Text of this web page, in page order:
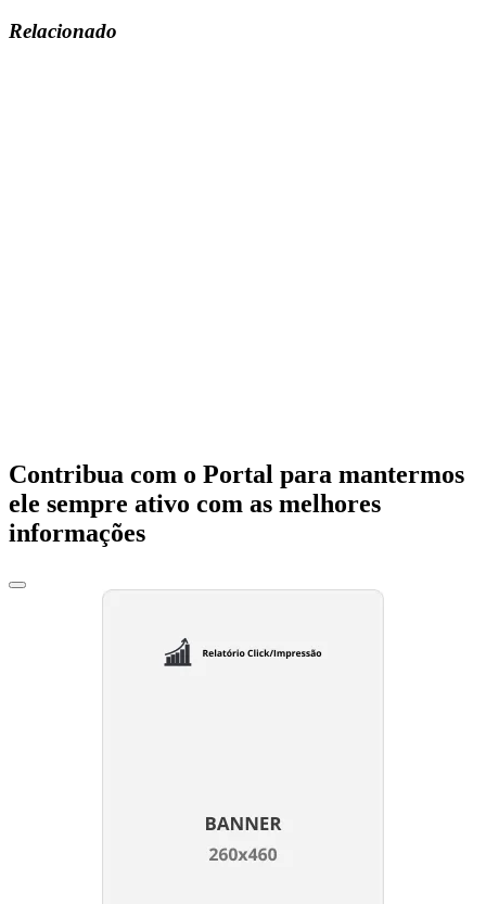
Relacionado
Contribua com o Portal para mantermos
ele sempre ativo com as melhores
informações